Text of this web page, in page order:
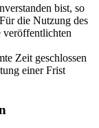
bist, so
die Nutzung des
veröffentlichten
Zeit geschlossen
einer Frist